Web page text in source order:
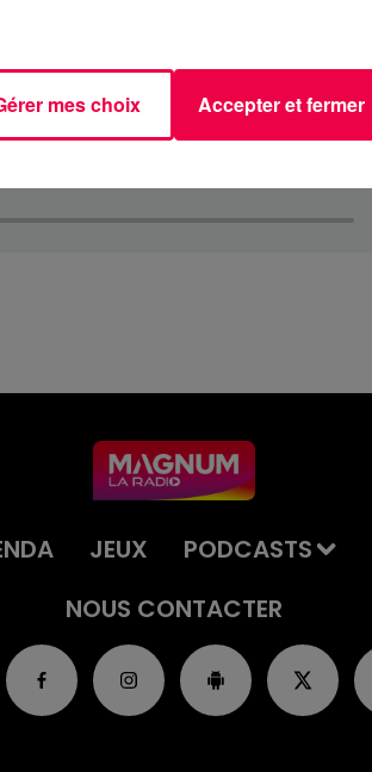
JEUX PODCASTS
NOUS CONTACTER
mes choix Accepter et fermer